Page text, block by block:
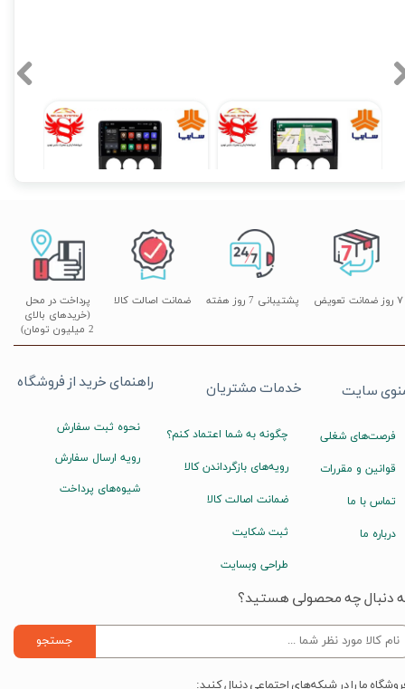
مانیتور فابریک پراید Pride اندروید 9 اینچ
۱۲,۹۰۰,۰۰۰ تومان
مانیتور فابریک پراید 131 فول تاچ اندروید سری اسمارت مدل MTK
۱۲,۹۰۰,۰۰۰ تومان
پشتیبانی 7 روز هفته
پرداخت در محل
(خریدهای بالای
2 میلیون تومان)
۷ روز ضمانت تعویض ضمانت اصالت کالا
راهنمای خرید از فروشگاه
نحوه ثبت سفارش
رویه ارسال سفارش
شیوه‌های پرداخت
خدمات مشتریان
چگونه به شما اعتماد کنم؟
رویه‌های بازگرداندن کالا
ضمانت اصالت کالا
ثبت شکایت
طراحی وبسایت
سایت
فرصت‌های شغلی
قوانین و مقررات
تماس با ما
درباره ما
دنبال چه محصولی هستید؟
جستجو
ما را در شبکه‌های اجتماعی دنبال کنید: